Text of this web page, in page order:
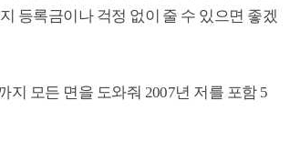
등록금이나 걱정 없이 줄 수 있으면 좋겠
모든 면을 도와줘 2007년 저를 포함 5